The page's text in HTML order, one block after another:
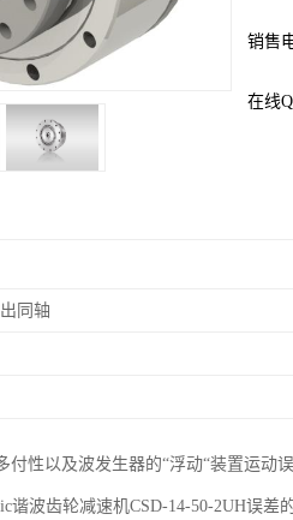
销售
在线
同轴
性以及波发生器的“浮动“装置运动误
谐波齿轮减速机CSD-14-50-2UH误